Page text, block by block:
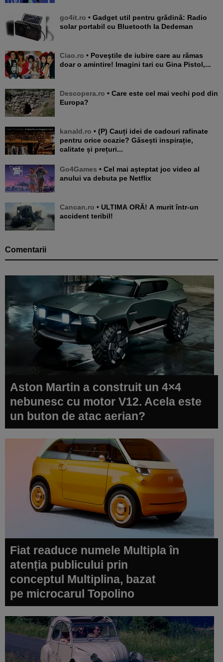
go4it.ro • Gadget util pentru grădină: Radio
solar portabil cu Bluetooth la Dedeman
Ciao.ro • Poveştile de iubire care au rămas
doar o amintire! Imagini tari cu Gina Pistol,...
Descopera.ro • Care este cel mai vechi pod din
Europa?
kanald.ro • (P) Cauți idei de cadouri rafinate
pentru orice ocazie? Găsești inspirație,
calitate și prețuri...
Go4Games • Cel mai așteptat joc video al
anului va debuta pe Netflix
Cancan.ro • ULTIMA ORĂ! A murit într-un
accident teribil!
Comentarii
Aston Martin a construit un 4×4
nebunesc cu motor V12. Acela este
un buton de atac aerian?
Fiat readuce numele Multipla în
atenția publicului prin
conceptul Multiplina, bazat
pe microcarul Topolino